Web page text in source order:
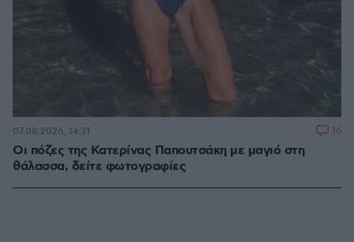
Οι πόζες της Κατερίνας Παπουτσάκη με μαγιό στη
θάλασσα, δείτε φωτογραφίες
07.08.2026, 14:31 16